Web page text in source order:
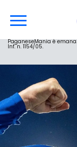
PaganeseMania è
Inf. n. 1154/05.